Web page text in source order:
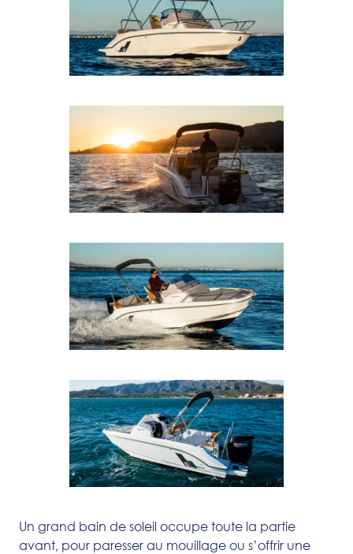
Un grand bain de soleil occupe toute la partie
avant, pour paresser au mouillage ou s’offrir une